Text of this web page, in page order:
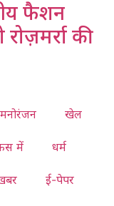
फैशन
की
मनोरंजन खेल
में धर्म
ई-पेपर